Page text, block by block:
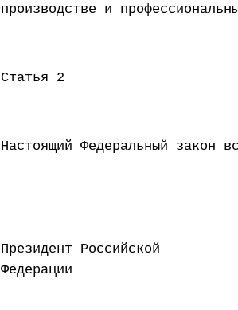
производстве и
Статья 2
Настоящий Федеральный закон
Президент Российской
Федерации